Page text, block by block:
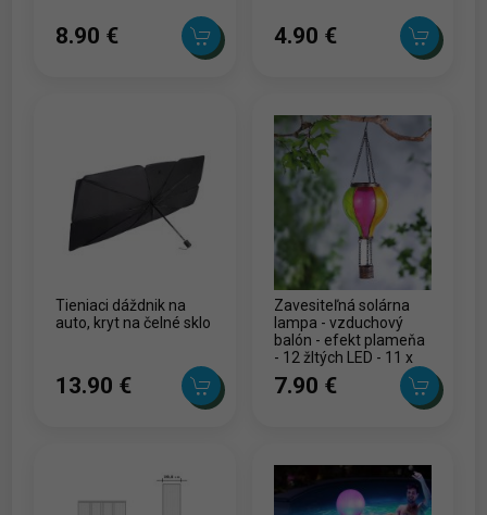
8.90 ‎€ 4.90 ‎€
Tieniaci dáždnik na
auto, kryt na čelné sklo
13.90 ‎€
Zavesiteľná solárna
lampa - vzduchový
balón - efekt plameňa
- 12 žltých LED - 11 x
11 x 37 cm
7.90 ‎€